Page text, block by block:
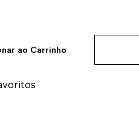
ao Carrinho